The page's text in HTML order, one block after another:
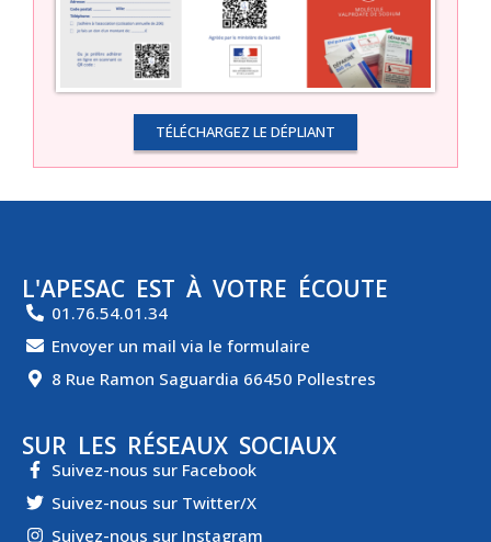
TÉLÉCHARGEZ LE DÉPLIANT
L'APESAC EST À VOTRE ÉCOUTE
01.76.54.01.34
Envoyer un mail via le formulaire
8 Rue Ramon Saguardia 66450 Pollestres
SUR LES RÉSEAUX SOCIAUX
Suivez-nous sur Facebook
Suivez-nous sur Twitter/X
Suivez-nous sur Instagram